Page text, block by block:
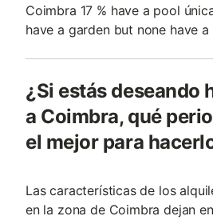
Coimbra 17 % have a pool
have a garden but none have a
¿Si estás deseando
a Coimbra, qué
el mejor para
Las características de los
en la zona de Coimbra dejan